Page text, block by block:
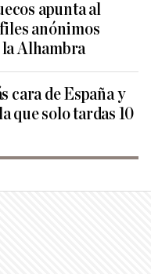
apunta al
anónimos
Alhambra
cara de España y
que solo tardas 10